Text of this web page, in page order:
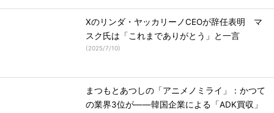
Xのリンダ・ヤッカリーノCEOが辞任表明 マ
スク氏は「これまでありがとう」と一言
(2025/7/10)
まつもとあつしの「アニメノミライ」：かつて
の業界3位が――韓国企業による「ADK買収」